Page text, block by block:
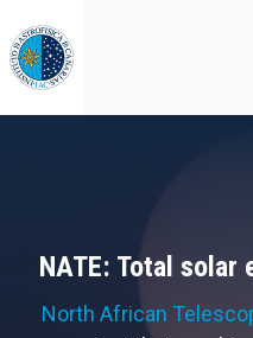
to
main
content
NATE: Total
North African